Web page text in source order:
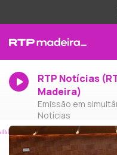
RTP Notícias
Madeira)
Emissão em
Notícias